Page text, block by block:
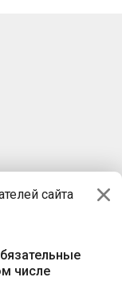
сайта
числе
Независимости